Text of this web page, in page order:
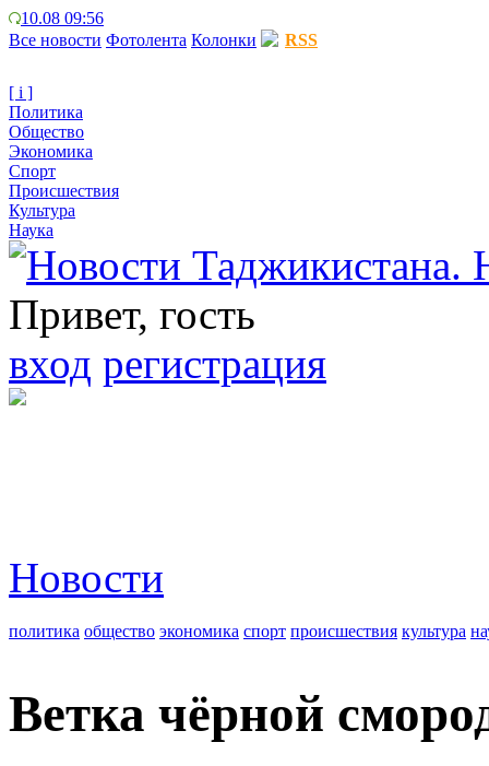
10.08 09:56
Все новости Фотолента Колонки RSS
[ i ]
Политика
Общество
Экономика
Спорт
Происшествия
Культура
Наука
Привет, гость
вход регистрация
Новости
политика общество экономика спорт происшествия культура
Ветка чёрной